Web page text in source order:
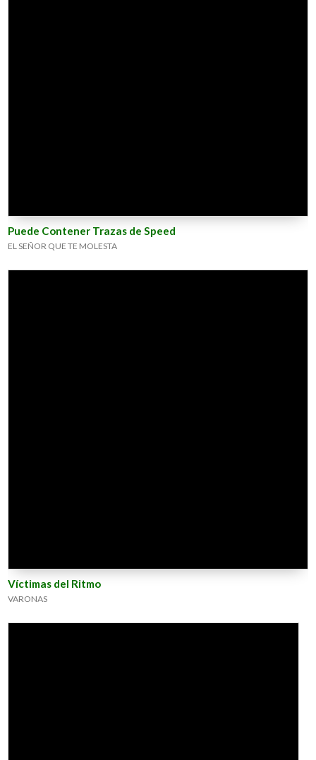
Puede Contener Trazas de Speed
EL SEÑOR QUE TE MOLESTA
Víctimas del Ritmo
VARONAS